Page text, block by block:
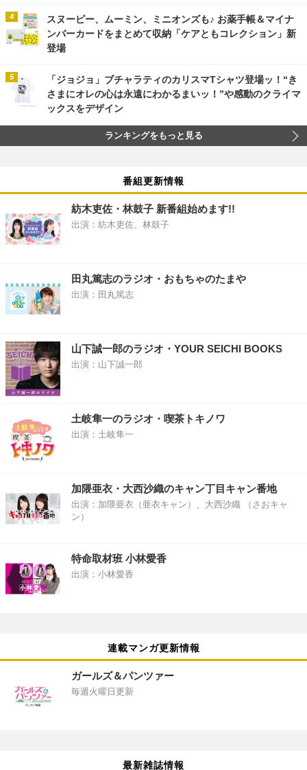
スヌーピー、ムーミン、ミニオンズも♪ お薬手帳＆マイナ
ンバーカードをまとめて収納「ケアともコレクション」新
登場
「ジョジョ」ブチャラティのカリスマTシャツ登場ッ！“き
さまにオレの心は永遠にわかるまいッ！”や感動のクライマ
ックスをデザイン
ランキングをもっと見る
番組更新情報
紡木吏佐・林鼓子 新番組始めます!!
出演：紡木吏佐、林鼓子
田丸篤志のラジオ・おもちゃのたまや
出演：田丸篤志
山下誠一郎のラジオ・YOUR SEICHI BOOKS
出演：山下誠一郎
土岐隼一のラジオ・喫茶トキノワ
出演：土岐隼一
加隈亜衣・大西沙織のキャン丁目キャン番地
出演：加隈亜衣（亜衣キャン）、大西沙織 （さおキャ
ン）
特命取材班 小林愛香
出演：小林愛香
連載マンガ更新情報
ガールズ＆パンツァー
毎週火曜日更新
最新雑誌情報